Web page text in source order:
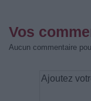
Vos
Aucun commentaire